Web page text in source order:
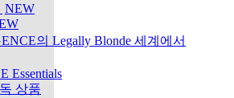
NEW
의 Legally Blonde 세계에서
Essentials
상품